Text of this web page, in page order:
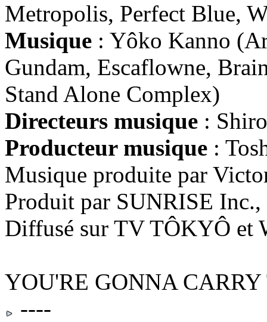
Metropolis, Perfect Blue,
Musique : Yôko Kanno
Gundam, Escaflowne,
Stand Alone Complex)
Directeurs musique :
Producteur musique :
Musique produite par
Produit par SUNRISE
Diffusé sur TV TÔKYÔ et
YOU'RE GONNA
----